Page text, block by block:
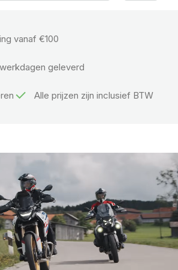
vanaf €100
geleverd
Alle prijzen zijn inclusief BTW